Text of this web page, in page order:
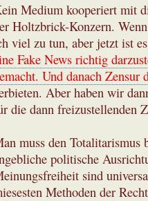
Medium kooperiert mit
Holtzbrick-Konzern.
viel zu tun, aber jetzt ist
Fake News richtig
Und danach Zensur
Aber haben wir
die dann freizustellenden
muss den Totalitarismus
politische
sind
Methoden der